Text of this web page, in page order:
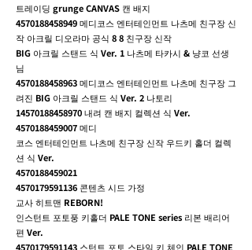
트레이딩 grunge CANVAS 캔 배지
4570188458949메디코스 엔터테인먼트 나츠메 친구장 신
작 아크릴 디오라마 공식 8 8 친구장 신작
BIG 아크릴 스탠드 식 Ver. 1 나츠메 타카시 & 냥코 선생
님
4570188458963메디코스 엔터테인먼트 나츠메 친구장 그
려진 BIG 아크릴 스탠드 식 Ver. 2 나토리
14570188458970내려 캔 배지 컬렉션 식 Ver.
4570188459007메디
코스 엔터테인먼트 나츠메 친구장 신작 우드키 홀더 컬렉
션 식 Ver.
4570188459021
4570179591136 콘텐츠 시드 가정
교사 히트맨 REBORN!
인스턴트 포토풍 키홀더 PALE TONE series 리본 배리어
편 Ver.
4570179591143 스턴트 포토 스타일 키 체인 PALE TONE